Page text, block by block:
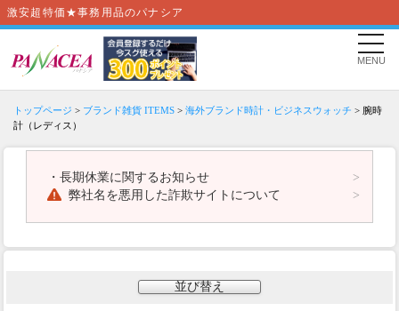
激安超特価★事務用品のパナシア
MENU
トップページ > ブランド雑貨 ITEMS > 海外ブランド時計・ビジネスウォッチ > 腕時
計（レディス）
・ 長期休業に関するお知らせ
弊社名を悪用した詐欺サイトについて
並び替え